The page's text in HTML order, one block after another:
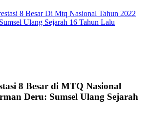
8 Besar Di Mtq Nasional Tahun 2022
Ulang Sejarah 16 Tahun Lalu
8 Besar di MTQ Nasional
Deru: Sumsel Ulang Sejarah